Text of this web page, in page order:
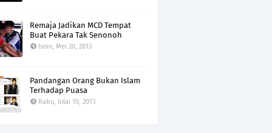
Remaja Jadikan MCD Tempat
Buat Pekara Tak Senonoh
Isnin, Mei 20, 2013
Pandangan Orang Bukan Islam
Terhadap Puasa
Rabu, Julai 10, 2013